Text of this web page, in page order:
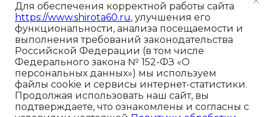
Для обеспечения корректной работы сайта
https://www.shirota60.ru, улучшения его
функциональности, анализа посещаемости и
выполнения требований законодательства
Российской Федерации (в том числе
Федерального закона № 152-ФЗ «О
персональных данных») мы используем
файлы cookie и сервисы интернет-статистики.
Продолжая использовать наш сайт, вы
подтверждаете, что ознакомлены и согласны с